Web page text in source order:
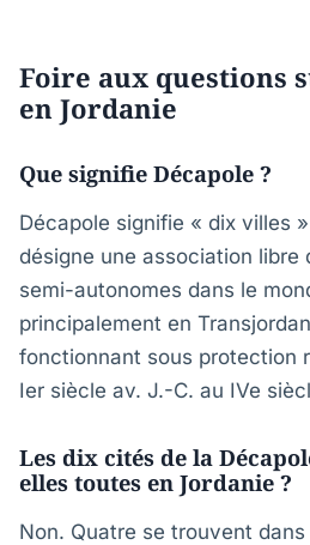
Foire aux questions
en Jordanie
Que signifie Décapole ?
Décapole signifie « dix villes
désigne une association libre
semi-autonomes dans le
principalement en
fonctionnant sous protection
Ier siècle av. J.-C. au IVe
Les dix cités de la
elles toutes en Jordanie ?
Non. Quatre se trouvent